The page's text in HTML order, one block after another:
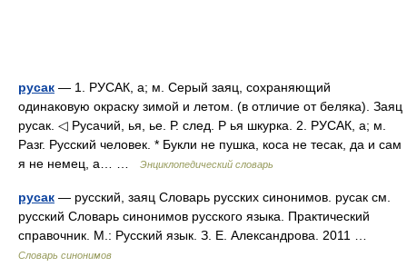
русак — 1. РУСАК, а; м. Серый заяц, сохраняющий
одинаковую окраску зимой и летом. (в отличие от беляка). Заяц
русак. ◁ Русачий, ья, ье. Р. след. Р ья шкурка. 2. РУСАК, а; м.
Разг. Русский человек. * Букли не пушка, коса не тесак, да и сам
я не немец, а… …
Энциклопедический словарь
русак — русский, заяц Словарь русских синонимов. русак см.
русский Словарь синонимов русского языка. Практический
справочник. М.: Русский язык. З. Е. Александрова. 2011 …
Словарь синонимов